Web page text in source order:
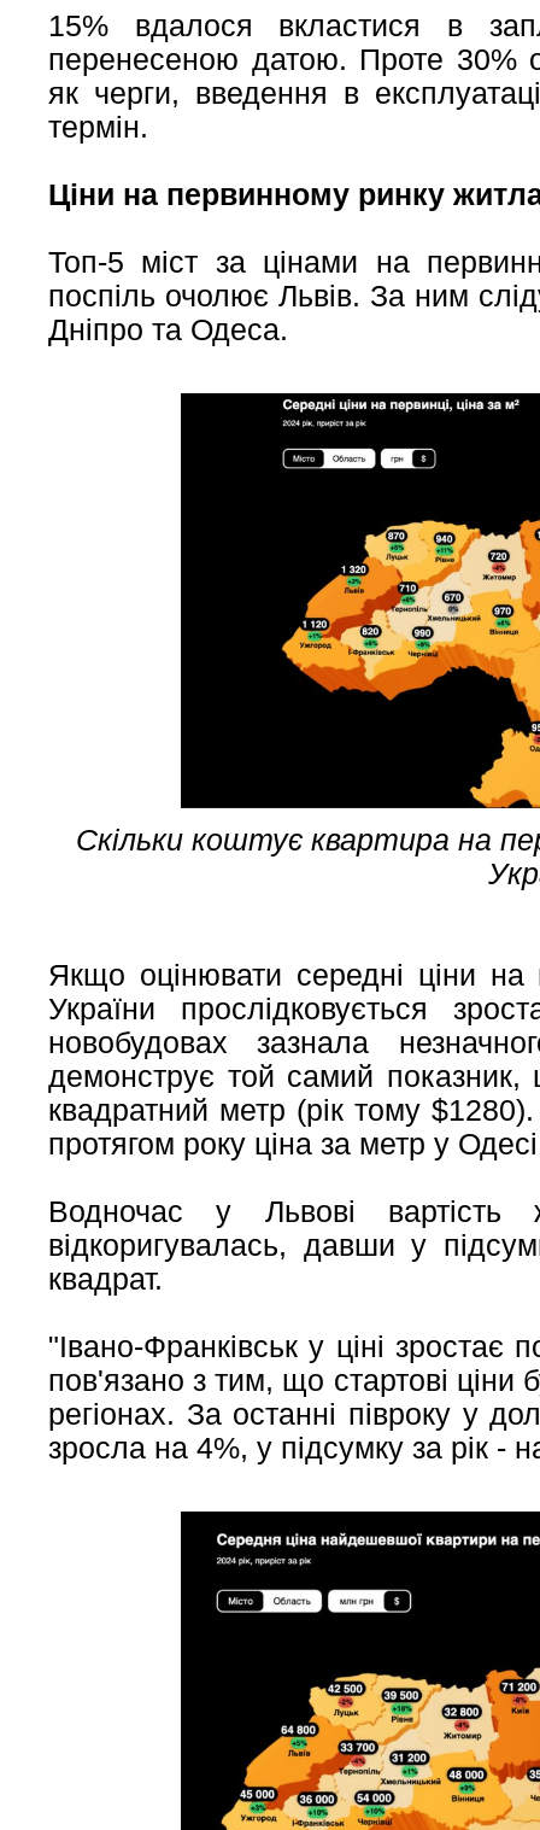
15% вдалося вкластися в
перенесеною датою. Проте 30%
як черги, введення в
термін.
Ціни на первинному ринку
Топ-5 міст за цінами на
поспіль очолює Львів. За ним
Дніпро та Одеса.
Скільки коштує квартира на
Якщо оцінювати середні ціни на
України прослідковується
новобудовах зазнала
демонструє той самий
квадратний метр (рік тому
протягом року ціна за метр у
Водночас у Львові
відкоригувалась, давши у
квадрат.
"Івано-Франківськ у ціні
пов'язано з тим, що стартові ціни
регіонах. За останні півроку у
зросла на 4%, у підсумку за рік -